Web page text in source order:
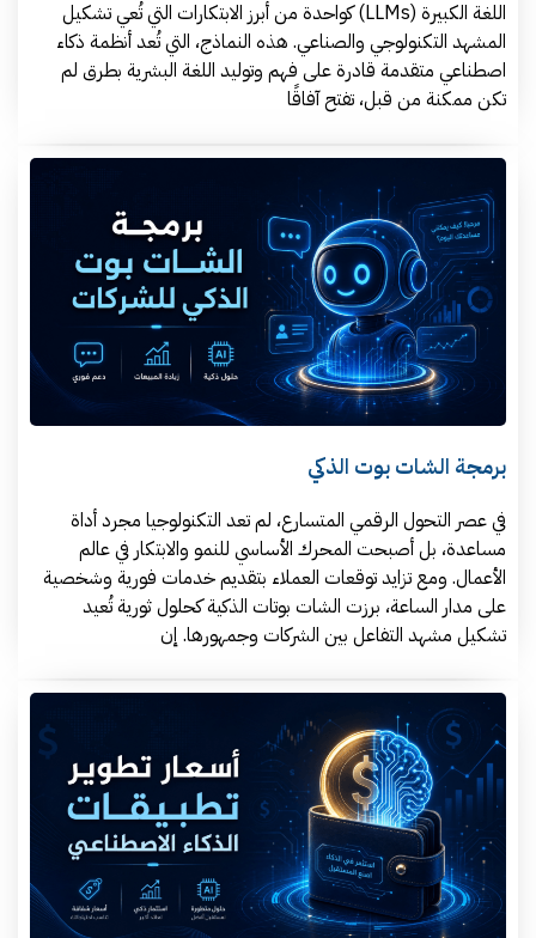
اللغة الكبيرة (LLMs) كواحدة من أبرز الابتكارات التي تُعي تشكيل
المشهد التكنولوجي والصناعي. هذه النماذج، التي تُعد أنظمة ذكاء
اصطناعي متقدمة قادرة على فهم وتوليد اللغة البشرية بطرق لم
تكن ممكنة من قبل، تفتح آفاقًا
برمجة الشات بوت الذكي
في عصر التحول الرقمي المتسارع، لم تعد التكنولوجيا مجرد أداة
مساعدة، بل أصبحت المحرك الأساسي للنمو والابتكار في عالم
الأعمال. ومع تزايد توقعات العملاء بتقديم خدمات فورية وشخصية
على مدار الساعة، برزت الشات بوتات الذكية كحلول ثورية تُعيد
تشكيل مشهد التفاعل بين الشركات وجمهورها. إن